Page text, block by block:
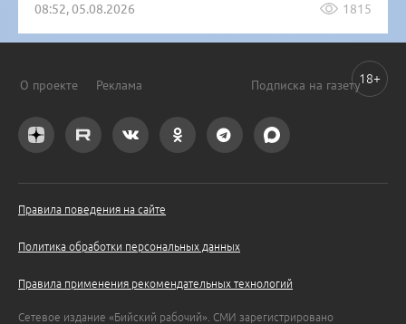
08:52, 05.08.2026 1815
О проекте Реклама Подписка на газету
Правила поведения на сайте
Политика обработки персональных данных
Правила применения рекомендательных технологий
Сетевое издание «Бийский рабочий». СМИ зарегистрировано
18+